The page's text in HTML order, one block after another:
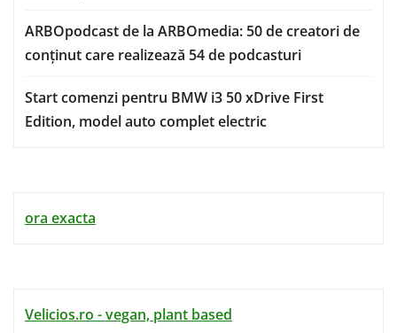
ARBOpodcast de la ARBOmedia: 50 de creatori de
conținut care realizează 54 de podcasturi
Start comenzi pentru BMW i3 50 xDrive First
Edition, model auto complet electric
ora exacta
Velicios.ro - vegan, plant based